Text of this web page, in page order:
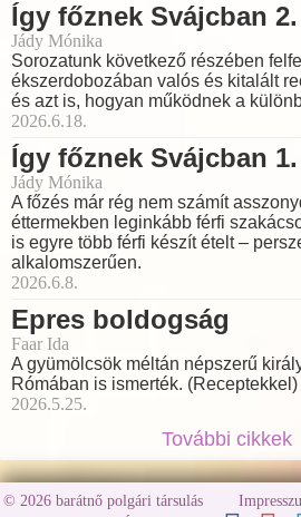
Így főznek Svájcban 2.
Jády Mónika
Sorozatunk következő részében
ékszerdobozában valós és kitalált
és azt is, hogyan működnek a
2026.6.18.
Így főznek Svájcban 1.
Jády Mónika
A főzés már rég nem számít
éttermekben leginkább férfi
is egyre több férfi készít ételt –
alkalomszerűen.
2026.6.8.
Epres boldogság
Faar Ida
A gyümölcsök méltán népszerű
Rómában is ismerték. (Receptekkel)
2026.5.25.
További cikkek
© 2026 barátnő polgári társulás